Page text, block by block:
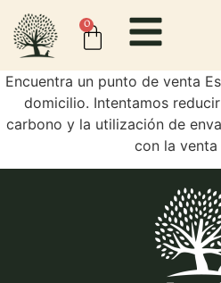
content
0
Encuentra un punto de venta
domicilio. Intentamos
carbono y la utilización de
con la venta